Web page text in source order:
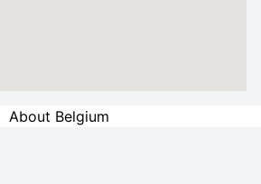
About Belgium